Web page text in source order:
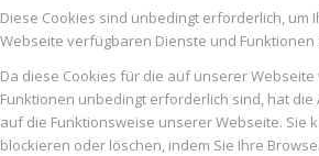
Diese Cookies sind unbedingt erforderlich, um
Webseite verfügbaren Dienste und
Da diese Cookies für die auf unserer
Funktionen unbedingt erforderlich sind, hat
auf die Funktionsweise unserer Webseite. Sie
blockieren oder löschen, indem Sie Ihre